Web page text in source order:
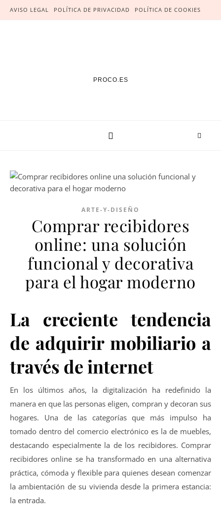
AVISO LEGAL POLÍTICA DE PRIVACIDAD POLÍTICA DE COOKIES
PROCO.ES
ARTE-Y-DISEÑO
Comprar recibidores
online: una solución
funcional y decorativa
para el hogar moderno
La creciente tendencia
de adquirir mobiliario a
través de internet
En los últimos años, la digitalización ha redefinido la
manera en que las personas eligen, compran y decoran sus
hogares. Una de las categorías que más impulso ha
tomado dentro del comercio electrónico es la de muebles,
destacando especialmente la de los recibidores. Comprar
recibidores online se ha transformado en una alternativa
práctica, cómoda y flexible para quienes desean comenzar
la ambientación de su vivienda desde la primera estancia:
la entrada.